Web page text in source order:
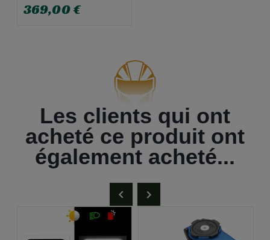
369,00 €
Les clients qui ont
acheté ce produit ont
également acheté...
 